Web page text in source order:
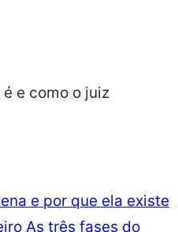
e por que ela existe
As três fases do